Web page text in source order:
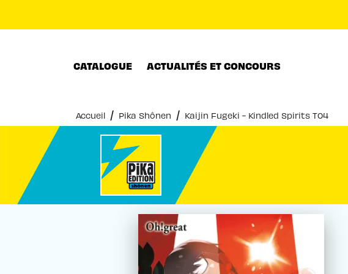
CATALOGUE ACTUALITÉS ET CONCOURS
Accueil / Pika Shônen / Kaijin Fugeki - Kindled Spirits T04